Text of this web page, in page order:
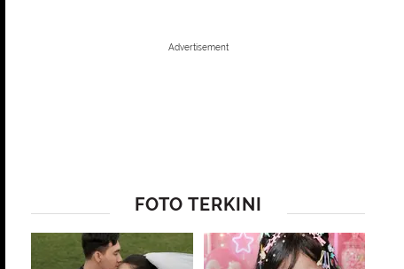
1 /6
Jennifer Coppen mendapat pelukan
pernikahan [@jennifercoppenreal20]
Advertisement
FOTO TERKINI